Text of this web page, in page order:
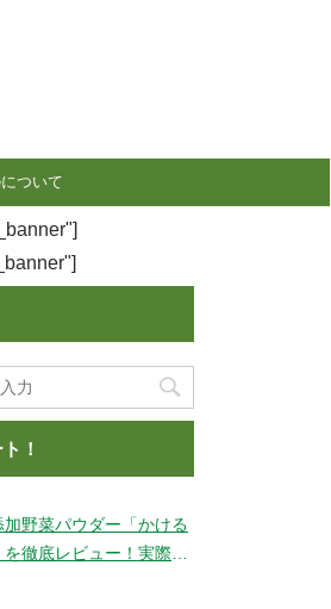
ついて
！
加野菜パウダー「かける
徹底レビュー！実際に